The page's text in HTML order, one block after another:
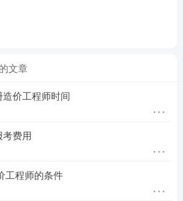
报名、
年一级造价工程师考试报名提
文章
价工程师时间
费用
工程师的条件